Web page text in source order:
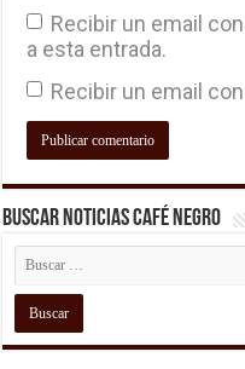
Recibir un email
a esta entrada.
Recibir un email
Buscar Noticias Café Negro